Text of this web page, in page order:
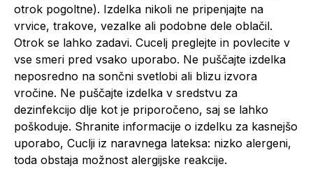
otrok pogoltne). Izdelka nikoli ne pripenjajte na
vrvice, trakove, vezalke ali podobne dele oblačil.
Otrok se lahko zadavi. Cucelj preglejte in povlecite v
vse smeri pred vsako uporabo. Ne puščajte izdelka
neposredno na sončni svetlobi ali blizu izvora
vročine. Ne puščajte izdelka v sredstvu za
dezinfekcijo dlje kot je priporočeno, saj se lahko
poškoduje. Shranite informacije o izdelku za kasnejšo
uporabo, Cuclji iz naravnega lateksa: nizko alergeni,
toda obstaja možnost alergijske reakcije.